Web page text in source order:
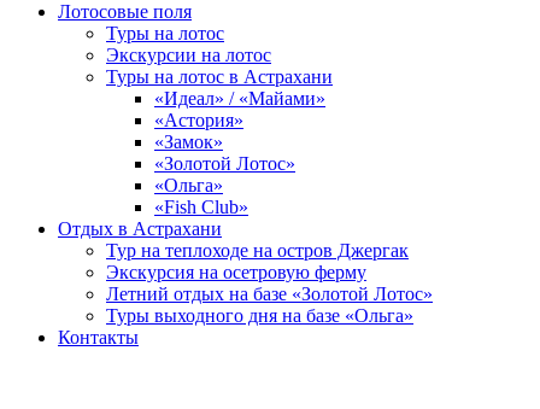
Лотосовые поля
Туры на лотос
Экскурсии на лотос
Туры на лотос в Астрахани
«Идеал» / «Майами»
«Астория»
«Замок»
«Золотой Лотос»
«Ольга»
«Fish Club»
Отдых в Астрахани
Тур на теплоходе на остров Джергак
Экскурсия на осетровую ферму
Летний отдых на базе «Золотой Лотос»
Туры выходного дня на базе «Ольга»
Контакты